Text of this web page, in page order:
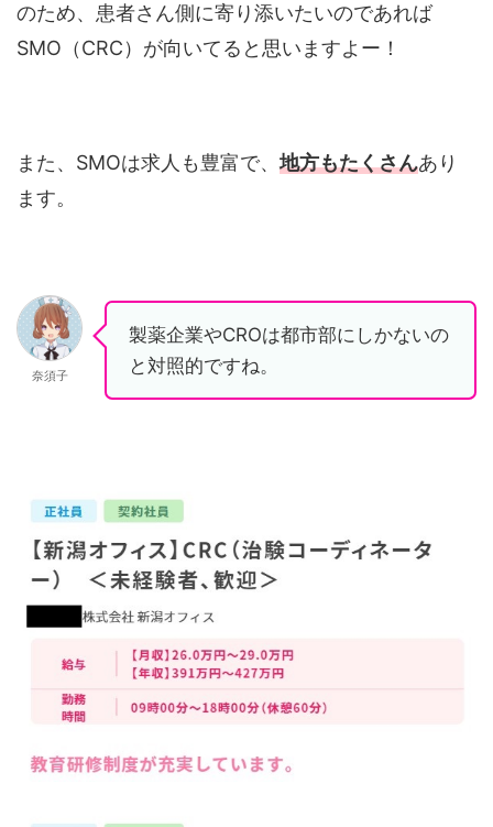
のため、患者さん側に寄り添いたいのであれば
SMO（CRC）が向いてると思いますよー！
また、SMOは求人も豊富で、地方もたくさんあり
ます。
奈須子
製薬企業やCROは都市部にしかないの
と対照的ですね。